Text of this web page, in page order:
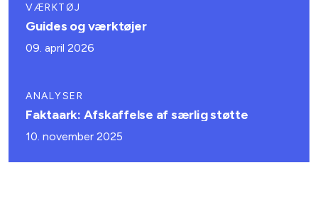
VÆRKTØJ
Guides og værktøjer
09. april 2026
ANALYSER
Faktaark: Afskaffelse af særlig støtte
10. november 2025